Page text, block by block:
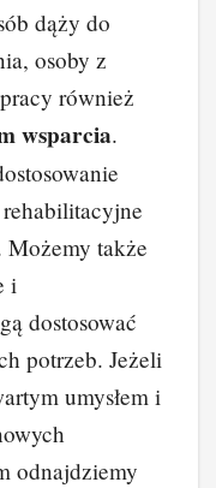
dąży do
osoby z
również
wsparcia.
także
i
dostosować
potrzeb. Jeżeli
umysłem i
odnajdziemy